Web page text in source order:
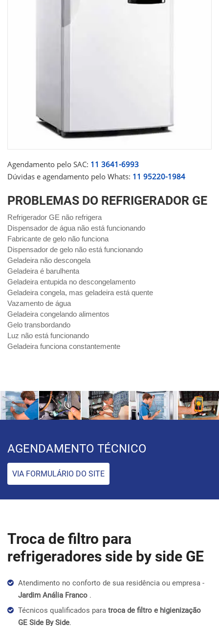
Agendamento pelo SAC: 11 3641-6993
Dúvidas e agendamento pelo Whats: 11 95220-1984
PROBLEMAS DO REFRIGERADOR GE
Refrigerador GE não refrigera
Dispensador de água não está funcionando
Fabricante de gelo não funciona
Dispensador de gelo não está funcionando
Geladeira não descongela
Geladeira é barulhenta
Geladeira entupida no descongelamento
Geladeira congela, mas geladeira está quente
Vazamento de água
Geladeira congelando alimentos
Gelo transbordando
Luz não está funcionando
Geladeira funciona constantemente
AGENDAMENTO TÉCNICO
VIA FORMULÁRIO DO SITE
Troca de filtro para
refrigeradores side by side GE
Atendimento no conforto de sua residência ou empresa -
Jardim Anália Franco .
Técnicos qualificados para troca de filtro e higienização
GE Side By Side.